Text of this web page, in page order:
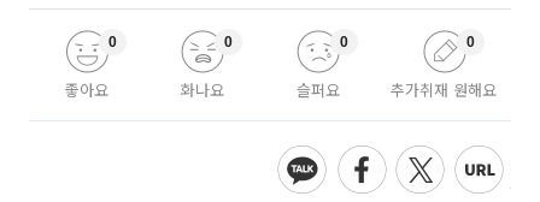
좋아요
0
화나요
0
슬퍼요
0
추가취재 원해요
0